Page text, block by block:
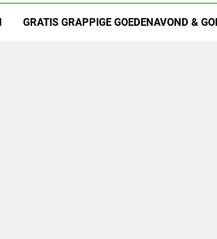
GRATIS GRAPPIGE GOEDENAVOND &